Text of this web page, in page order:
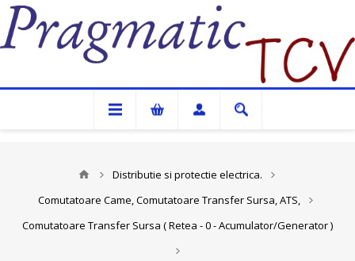
Pragmatic TCV
Distributie si protectie electrica.
Comutatoare Came, Comutatoare Transfer Sursa, ATS,
Comutatoare Transfer Sursa ( Retea - 0 - Acumulator/Generator )